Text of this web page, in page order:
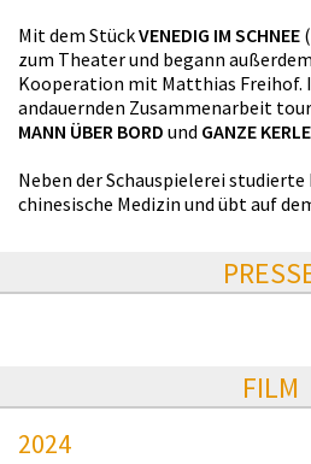
Mit dem StückVENEDIG IM SCHNEE
zum Theater und begann
Kooperation mit Matthias Freihof.
andauernden Zusammenarbeit
MANN ÜBER BORD und GANZE KERLE
Neben der Schauspielerei studierte
chinesische Medizin und übt auf
FILM
2024